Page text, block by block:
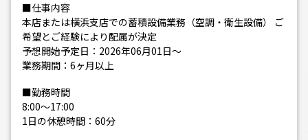
■仕事内容
本店または横浜支店での蓄積設備業務（空調・衛生設備） ご
希望とご経験により配属が決定
予想開始予定日：2026年06月01日～
業務期間：6ヶ月以上
■勤務時間
8:00～17:00
1日の休憩時間：60分